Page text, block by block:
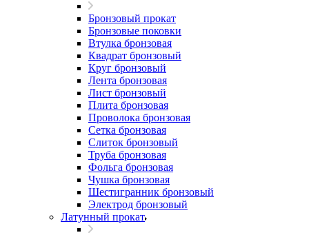
Бронзовый прокат
Бронзовые поковки
Втулка бронзовая
Квадрат бронзовый
Круг бронзовый
Лента бронзовая
Лист бронзовый
Плита бронзовая
Проволока бронзовая
Сетка бронзовая
Слиток бронзовый
Труба бронзовая
Фольга бронзовая
Чушка бронзовая
Шестигранник бронзовый
Электрод бронзовый
Латунный прокат